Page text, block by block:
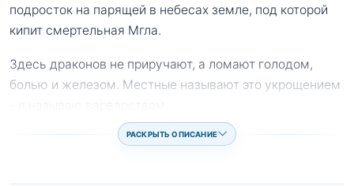
подросток на парящей в небесах земле, под которой
кипит смертельная Мгла.
Здесь драконов не приручают, а ломают голодом,
болью и железом. Местные называют это укрощением
РАСКРЫТЬ ОПИСАНИЕ